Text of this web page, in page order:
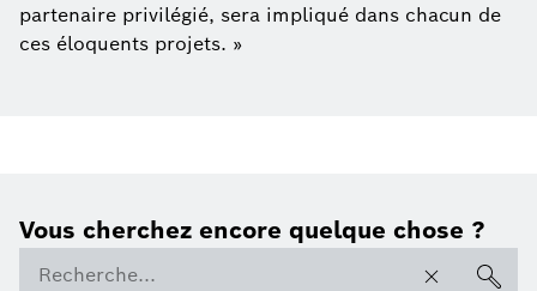
partenaire privilégié, sera impliqué dans chacun de
ces éloquents projets. »
Vous cherchez encore quelque chose ?